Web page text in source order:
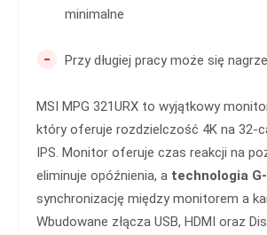
minimalne
- Przy długiej pracy może się
MSI MPG 321URX to wyjątkowy
który oferuje rozdzielczość 4K na 32-
IPS. Monitor oferuje czas reakcji na
eliminuje opóźnienia, a technologia
synchronizację między monitorem a
Wbudowane złącza USB, HDMI oraz